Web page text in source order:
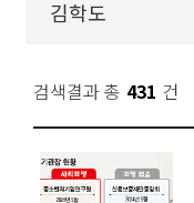
검색결과 총 431 건